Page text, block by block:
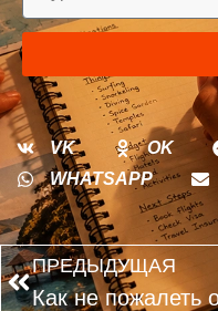
VK OK
WHATSAPP
ПРЕДЫДУЩАЯ